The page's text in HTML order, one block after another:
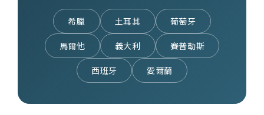
希臘 土耳其 葡萄牙
馬爾他 義大利 賽普勒斯
西班牙 愛爾蘭